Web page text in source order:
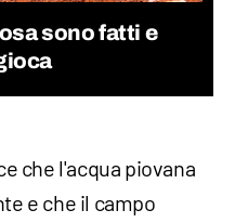
sono fatti e
che l'acqua piovana
e che il campo